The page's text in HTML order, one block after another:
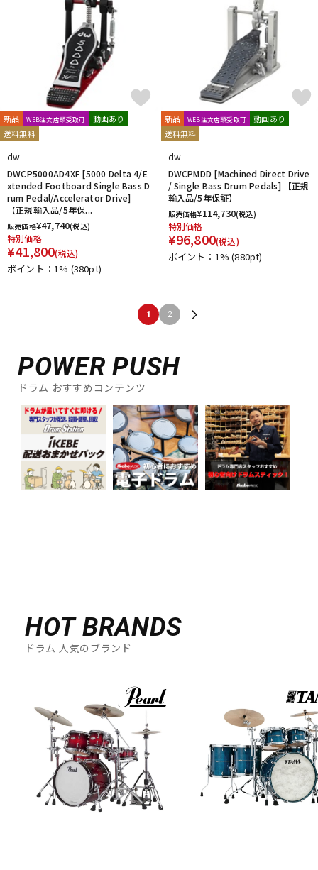
新品 WEB注文店頭受取可
動画あり
送料無料
dw
DWCP5000AD4XF [5000 Delta 4/E
xtended Footboard Single Bass D
rum Pedal/Accelerator Drive]
【正規輸入品/5年保...
販売価格¥47,740(税込)
特別価格
¥41,800(税込)
ポイント：1% (380pt)
新品 WEB注文店頭受取可
動画あり
送料無料
dw
DWCPMDD [Machined Direct Drive
/ Single Bass Drum Pedals] 【正規
輸入品/5年保証】
販売価格¥114,730(税込)
特別価格
¥96,800(税込)
ポイント：1%(880pt)
1 2
POWER PUSH
ドラム おすすめコンテンツ
HOT BRANDS
ドラム 人気のブランド